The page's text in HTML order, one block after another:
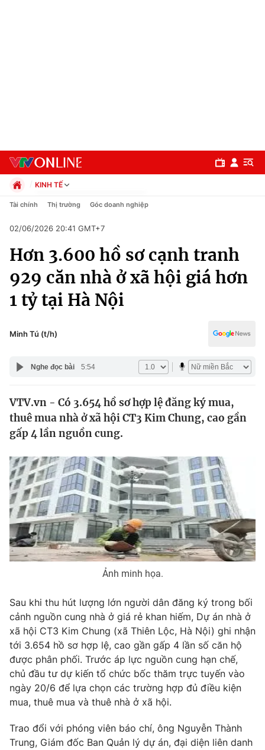
Chuyên mục
Xã hội
Pháp luật
Y tế
Thế giới
Tin tức
Thế giới đó đây
Câu chuyện quốc tế
Kinh tế
Tài chính
Thị trường
Góc doanh nghiệp
Dữ liệu và đời sống
Truyền hình
Phim VTV
Hậu trường
Khán giả
Giải sao mai
Giải trí
Sao
Du lịch
Làm đẹp
Chất lượng cuộc sống
Giáo dục
Tuyển sinh
Học trực tuyến
Công nghệ
Hitech Công nghệ tương lai
Sản phẩm
Tư vấn
Giao lưu trực tuyến
KINH TẾ
Chính trị
Pháp luật
Kinh tế
Thể thao
Truyền hình
Văn hóa - Giải trí
Y tế
Công nghệ
Tài chính Thị trường Góc doanh nghiệp
02/06/2026 20:41 GMT+7
Hơn 3.600 hồ sơ cạnh tranh
929 căn nhà ở xã hội giá hơn
1 tỷ tại Hà Nội
Minh Tú (t/h)
Nghe đọc bài 5:54
VTV.vn - Có 3.654 hồ sơ hợp lệ đăng ký mua,
thuê mua nhà ở xã hội CT3 Kim Chung, cao gần
gấp 4 lần nguồn cung.
Ảnh minh họa.
Sau khi thu hút lượng lớn người dân đăng ký trong bối
cảnh nguồn cung nhà ở giá rẻ khan hiếm, Dự án nhà ở
xã hội CT3 Kim Chung (xã Thiên Lộc, Hà Nội) ghi nhận
tới 3.654 hồ sơ hợp lệ, cao gần gấp 4 lần số căn hộ
được phân phối. Trước áp lực nguồn cung hạn chế,
chủ đầu tư dự kiến tổ chức bốc thăm trực tuyến vào
ngày 20/6 để lựa chọn các trường hợp đủ điều kiện
mua, thuê mua và thuê nhà ở xã hội.
Trao đổi với phóng viên báo chí, ông Nguyễn Thành
Trung, Giám đốc Ban Quản lý dự án, đại diện liên danh